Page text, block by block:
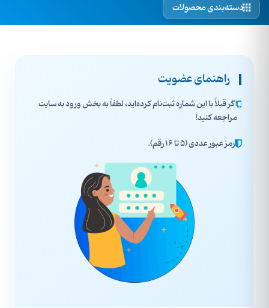
دسته‌بندی محصولات
راهنمای عضویت
اگر قبلاً با این شماره ثبت‌نام کرده‌اید، لطفاً به بخش ورود به سایت
مراجعه کنید!
رمز عبور عددی (۵ تا ۱۶ رقم).